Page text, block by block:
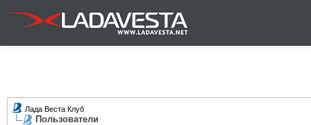
Лада Веста Клуб
Пользователи